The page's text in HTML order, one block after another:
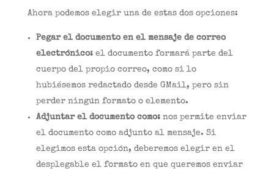
Ahora podemos elegir una de estas dos opciones:
Pegar el documento en el mensaje de correo
electrónico: el documento formará parte del
cuerpo del propio correo, como si lo
hubiésemos redactado desde GMail, pero sin
perder ningún formato o elemento.
Adjuntar el documento como: nos permite enviar
el documento como adjunto al mensaje. Si
elegimos esta opción, deberemos elegir en el
desplegable el formato en que queremos enviar